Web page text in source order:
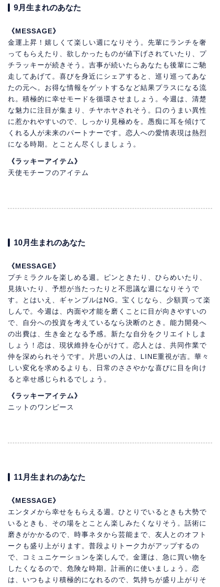
9月生まれのあなた
《MESSAGE》
金運上昇！嬉しくて楽しい週になりそう。先輩にランチを奢
ってもらえたり、欲しかったものが値下げされていたり、プ
チラッキーが続きそう。吉事が続いたらあなたも後輩にご馳
走してあげて。喜びを身近にシェアすると、巡り巡ってあな
たの元へ。お得な情報をゲットするなど結果プラスになる流
れ。積極的に幸せモードを循環させましょう。今週は、清楚
な魅力に注目が集まり、チヤホヤされそう。口のうまい異性
に惹かれやすいので、しっかり見極めを。愚痴に耳を傾けて
くれる人が未来のパートナーです。恋人への愛情表現は熱烈
になる時期。とことん尽くしましょう。
《ラッキーアイテム》
天使モチーフのアイテム
10月生まれのあなた
《MESSAGE》
プチミラクルを楽しめる週。ピンときたり、ひらめいたり、
見抜いたり、予想が当たったりと不思議な週になりそうで
す。とはいえ、ギャンブルはNG。宝くじなら、少額買って楽
しんで。今週は、内面や才能を磨くことに目が向きやすいの
で、自分への投資を考えているなら決断のとき。能力開発へ
の出費は、生き金となる予感。新たな自分をクリエイトしま
しょう！恋は、現状維持を心がけて。恋人とは、共同作業で
仲を深められそうです。片思いの人は、LINE重視が吉。華々
しい変化を求めるよりも、日常のささやかな喜びに目を向け
ると幸せ感じられるでしょう。
《ラッキーアイテム》
ニットのワンピース
11月生まれのあなた
《MESSAGE》
エンタメから幸せをもらえる週。ひとりでいるときも大勢で
いるときも、その場をとことん楽しみたくなりそう。話術に
磨きがかかるので、時事ネタから芸能まで、友人とのオフト
ークも盛り上がります。普段よりトーク力がアップするの
で、コミュニケーションを楽しんで。金運は、急に買い物を
したくなるので、危険な時期。計画的に使いましょう。恋
は、いつもより積極的になれるので、気持ちが盛り上がりそ